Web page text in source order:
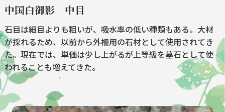
中国白御影 中目
石目は細目よりも粗いが、吸水率の低い種類もある。大材
が採れるため、以前から外柵用の石材として使用されてき
た。現在では、単価は少し上がるが上等級を墓石として使
われることも増えてきた。